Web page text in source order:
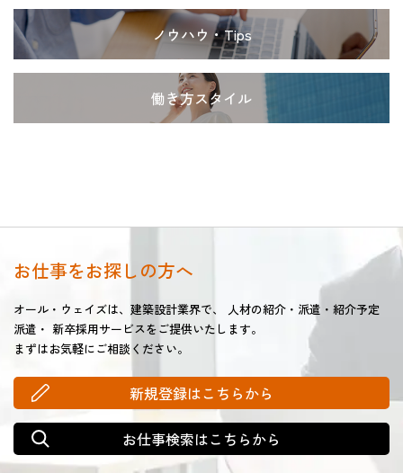
ノウハウ・Tips
働き方スタイル
お仕事をお探しの方へ
オール・ウェイズは、建築設計業界で、
人材の紹介・派遣・紹介予定
派遣・ 新卒採用サービスをご提供いたします。
まずはお気軽にご相談ください。
新規登録はこちらから
お仕事検索はこちらから